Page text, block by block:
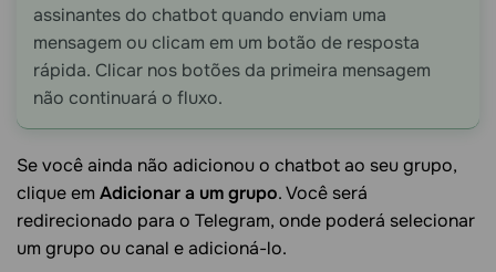
assinantes do chatbot quando enviam uma
mensagem ou clicam em um botão de resposta
rápida. Clicar nos botões da primeira mensagem
não continuará o fluxo.
Se você ainda não adicionou o chatbot ao seu grupo,
clique em Adicionar a um grupo. Você será
redirecionado para o Telegram, onde poderá selecionar
um grupo ou canal e adicioná-lo.